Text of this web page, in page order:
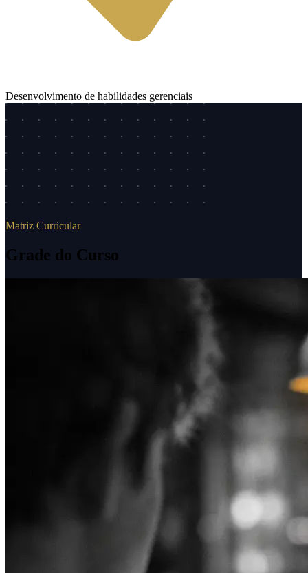
Desenvolvimento de habilidades gerenciais
Matriz Curricular
Grade do Curso